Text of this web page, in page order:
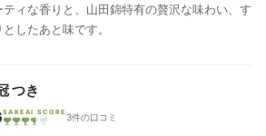
ティな香りと、山田錦特有の贅沢な味わい、す
としたあと味です。
つき
SAKEAI SCORE 3件の口コミ